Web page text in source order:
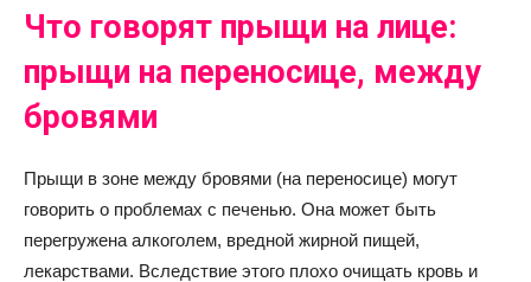
Что говорят прыщи на лице:
прыщи на переносице, между
бровями
Прыщи в зоне между бровями (на переносице) могут
говорить о проблемах с печенью. Она может быть
перегружена алкоголем, вредной жирной пищей,
лекарствами. Вследствие этого плохо очищать кровь и